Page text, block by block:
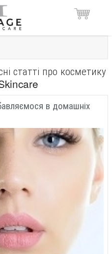
статті про косметику
в домашніх